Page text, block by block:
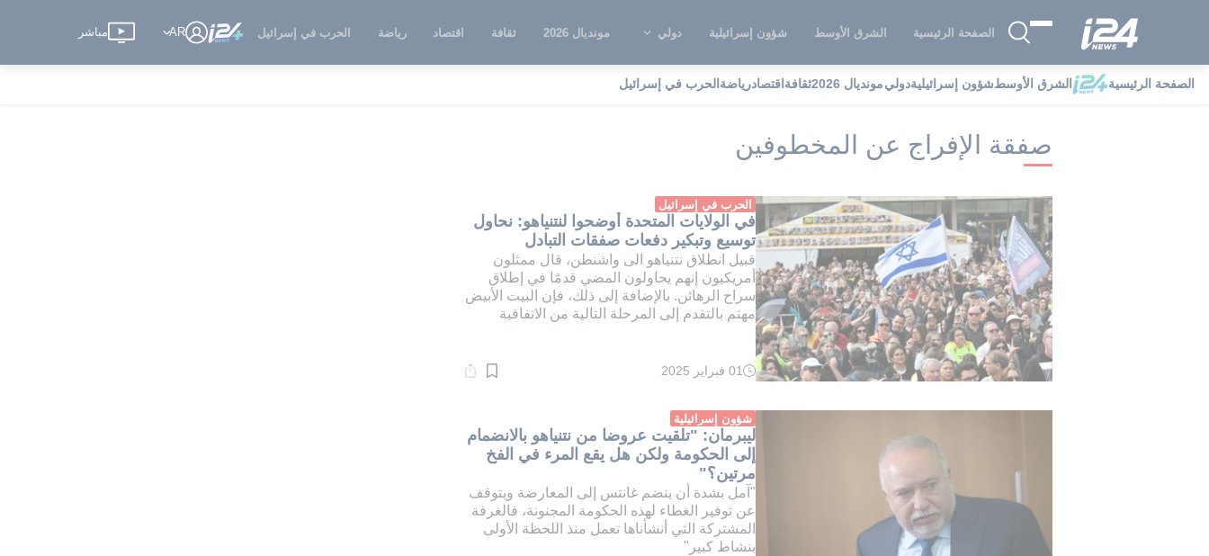
الصفحة الرئيسية الشرق الأوسط شؤون إسرائيلية دولي مونديال 2026 ثقافة اقتصاد رياضة الحرب في إسرائيل AR مباشر
الصفحة الرئيسية الشرق الأوسطشؤون إسرائيليةدوليمونديال 2026 ثقافة اقتصادرياضة الحرب في إسرائيل i24NEWS i24NEWS فهرس علامات صفقة الإفراج عن المخطوفين
صفقة الإفراج عن المخطوفين
الحرب في إسرائيل
في الولايات المتحدة أوضحوا لنتنياهو: نحاول
توسيع وتبكير دفعات صفقات التبادل
قبيل انطلاق نتنياهو الى واشنطن، قال ممثلون
أمريكيون إنهم يحاولون المضي قدمًا في إطلاق
سراح الرهائن. بالإضافة إلى ذلك، فإن البيت الأبيض
مهتم بالتقدم إلى المرحلة التالية من الاتفاقية
وقت
دقيقة.
01 فبراير 2025
شؤون إسرائيلية
ليبرمان: "تلقيت عروضا من نتنياهو بالانضمام
إلى الحكومة ولكن هل يقع المرء في الفخ
مرتين؟"
"آمل بشدة أن ينضم غانتس إلى المعارضة ويتوقف
عن توفير الغطاء لهذه الحكومة المجنونة، فالغرفة
المشتركة التي أنشأناها تعمل منذ اللحظة الأولى
بنشاط كبير"